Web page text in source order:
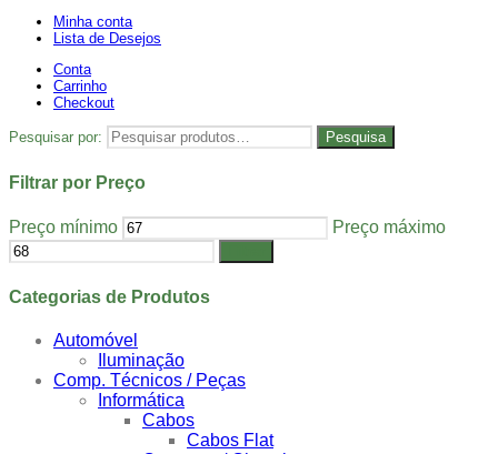
Minha conta
Lista de Desejos
Conta
Carrinho
Checkout
Pesquisar por: Pesquisa
Filtrar por Preço
Preço mínimo Preço máximo
Categorias de Produtos
Automóvel
Iluminação
Comp. Técnicos / Peças
Informática
Cabos
Cabos Flat